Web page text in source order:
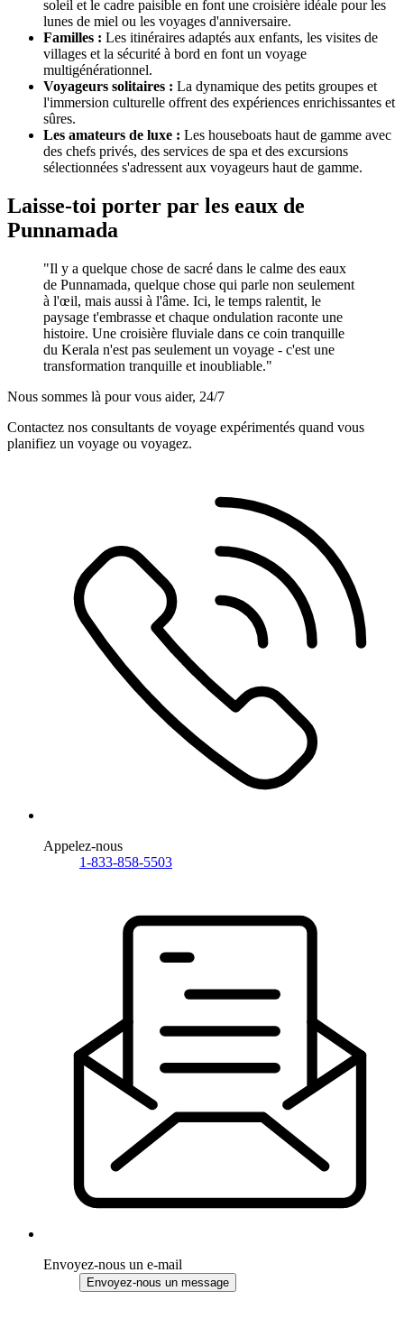
soleil et le cadre paisible en font une croisière idéale pour les
lunes de miel ou les voyages d'anniversaire.
Familles : Les itinéraires adaptés aux enfants, les visites de
villages et la sécurité à bord en font un voyage
multigénérationnel.
Voyageurs solitaires : La dynamique des petits groupes et
l'immersion culturelle offrent des expériences enrichissantes et
sûres.
Les amateurs de luxe : Les houseboats haut de gamme avec
des chefs privés, des services de spa et des excursions
sélectionnées s'adressent aux voyageurs haut de gamme.
Laisse-toi porter par les eaux de
Punnamada
"Il y a quelque chose de sacré dans le calme des eaux
de Punnamada, quelque chose qui parle non seulement
à l'œil, mais aussi à l'âme. Ici, le temps ralentit, le
paysage t'embrasse et chaque ondulation raconte une
histoire. Une croisière fluviale dans ce coin tranquille
du Kerala n'est pas seulement un voyage - c'est une
transformation tranquille et inoubliable."
Nous sommes là pour vous aider, 24/7
Contactez nos consultants de voyage expérimentés quand vous
planifiez un voyage ou voyagez.
Appelez-nous
1-833-858-5503
Envoyez-nous un e-mail
Envoyez-nous un message